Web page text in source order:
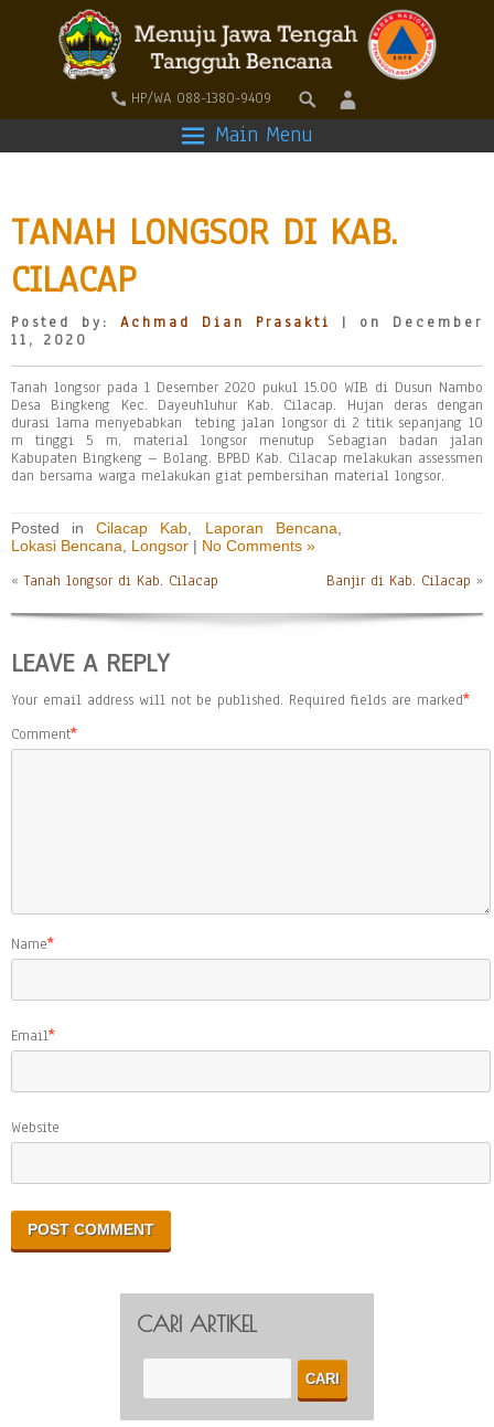
HP/WA 088-1380-9409
Main Menu
TANAH LONGSOR DI KAB.
CILACAP
Posted by: Achmad Dian Prasakti
| on December
11, 2020
Tanah longsor pada 1 Desember 2020 pukul 15.00 WIB di Dusun Nambo
Desa Bingkeng Kec. Dayeuhluhur Kab. Cilacap. Hujan deras dengan
durasi lama menyebabkan tebing jalan longsor di 2 titik sepanjang 10
m tinggi 5 m, material longsor menutup Sebagian badan jalan
Kabupaten Bingkeng – Bolang. BPBD Kab. Cilacap melakukan assessmen
dan bersama warga melakukan giat pembersihan material longsor.
Posted inCilacap Kab Laporan Bencana
Lokasi Bencana
Longsor | No Comments »
«Tanah longsor di Kab. Cilacap Banjir di Kab. Cilacap »
LEAVE A REPLY
Your email address will not be published. Required fields are marked*
Comment*
Name*
Email*
Website
CARI ARTIKEL